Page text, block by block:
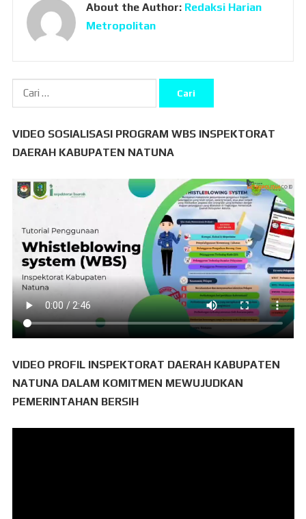
About the Author: Redaksi Harian
Metropolitan
Cari
untuk:
VIDEO SOSIALISASI PROGRAM WBS INSPEKTORAT
DAERAH KABUPATEN NATUNA
VIDEO PROFIL INSPEKTORAT DAERAH KABUPATEN
NATUNA DALAM KOMITMEN MEWUJUDKAN
PEMERINTAHAN BERSIH